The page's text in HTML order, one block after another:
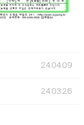
24.04.09
24.03.26